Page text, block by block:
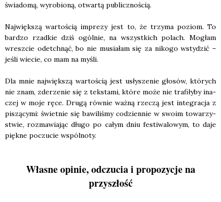
świa­do­mą, wyro­bio­ną, otwar­tą publicz­no­ścią.
Naj­więk­szą war­to­ścią impre­zy jest to, że trzy­ma poziom. To
bar­dzo rzad­kie dziś ogól­nie, na wszyst­kich polach. Mogłam
wresz­cie ode­tchnąć, bo nie musia­łam się za niko­go wsty­dzić –
jeśli wie­cie, co mam na myśli.
Dla mnie naj­więk­szą war­to­ścią jest usły­sze­nie gło­sów, któ­rych
nie znam, zde­rze­nie się z tek­sta­mi, któ­re może nie tra­fi­ły­by ina­
czej w moje ręce. Dru­gą rów­nie waż­ną rze­czą jest inte­gra­cja z
piszą­cy­mi: świet­nie się bawi­li­śmy codzien­nie w swo­im towa­rzy­
stwie, roz­ma­wia­jąc dłu­go po całym dniu festi­wa­lo­wym, to daje
pięk­ne poczu­cie wspól­no­ty.
Własne opinie, odczucia i propozycje na
przyszłość